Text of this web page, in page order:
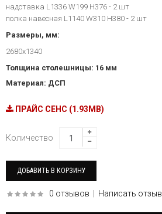
надставка L1336 W199 H376 - 2 шт
полка навесная L1140 W310 H380 - 2 шт
Размеры, мм:
2680х1340
Толщина столешницы: 16 мм
Материал: ДСП
ПРАЙС СЕНС (1.93MB)
Количество
0 отзывов Написать отзыв